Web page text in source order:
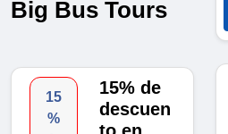
Big Bus Tours
15
%
15% de
descuen